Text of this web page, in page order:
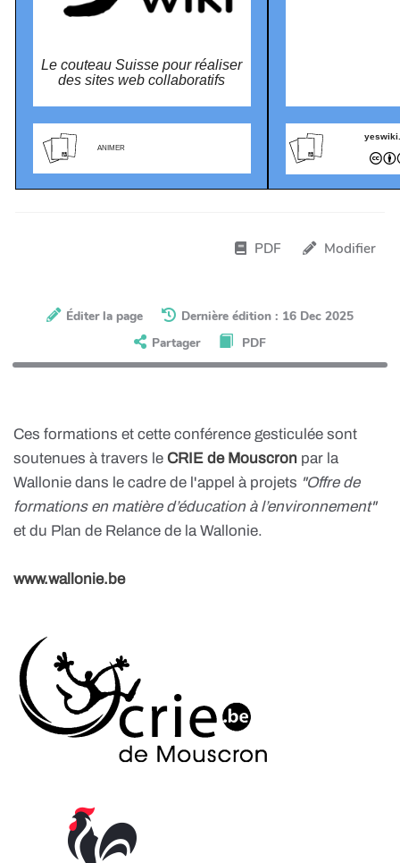
Le couteau Suisse pour réaliser
des sites web collaboratifs
ANIMER
PDF Modifier
Éditer la page
Dernière édition : 16 Dec 2025
Partager
PDF